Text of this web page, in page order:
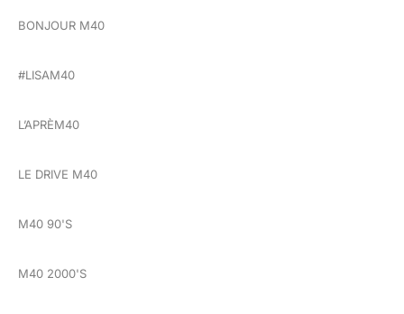
BONJOUR M40
#LISAM40
L’APRÈM40
LE DRIVE M40
M40 90'S
M40 2000'S